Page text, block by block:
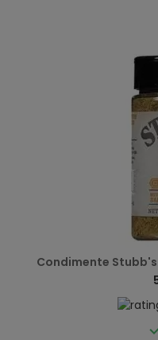
Condimente Stubb's